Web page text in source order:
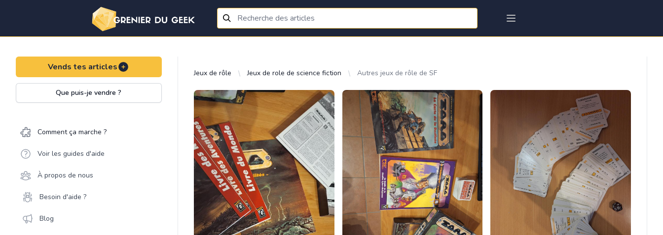
Vends tes articles
Que puis-je vendre ?
Comment ça marche ?
Voir les guides d'aide
À propos de nous
Besoin d'aide ?
Blog
Jeux de rôle Jeux de role de science fiction Autres jeux de rôle de SF